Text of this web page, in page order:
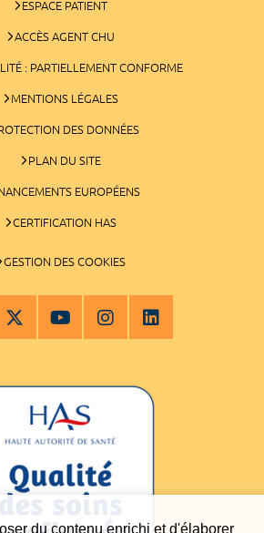
du contenu enrichi et d'élaborer
ESPACE PATIENT
ACCÈS AGENT CHU
: PARTIELLEMENT CONFORME
MENTIONS LÉGALES
DES DONNÉES
PLAN DU SITE
EUROPÉENS
CERTIFICATION HAS
GESTION DES COOKIES